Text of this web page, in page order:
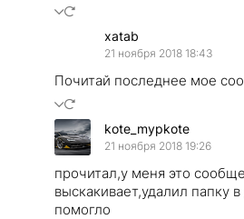
xatab
21 ноября 2018 18:43
Почитай последнее мое
kote_mypkote
21 ноября 2018 19:26
прочитал,у меня это
выскакивает,удалил папку
помогло